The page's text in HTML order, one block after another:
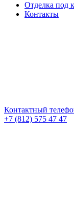
Отделка под
Контакты
Контактный
+7 (812) 575 47 47